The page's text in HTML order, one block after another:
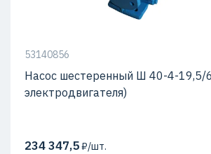
53140856
Насос шестеренный Ш 40-4-19,5/
электродвигателя)
234 347,5₽/шт.